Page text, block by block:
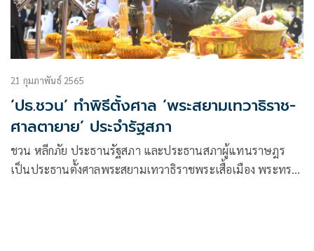
21 กุมภาพันธ์ 2565
‘ปธ.ชวน’ ทำพิธีตั้งศาล ‘พระสยามเทวาธิราช-
ศาลตายาย’ ประจำรัฐสภา
ชวน หลีกภัย ประธานรัฐสภา และประธานสภาผู้แทนราษฎร
เป็นประธานตั้งศาลพระสยามเทวาธิราชพระเสื้อเมือง พระทรง